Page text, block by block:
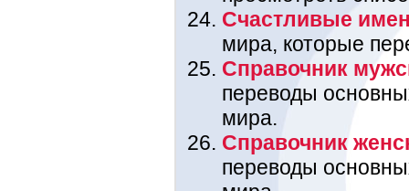
Счастливые
мира, которые
Справочник
переводы
мира.
Справочник
переводы